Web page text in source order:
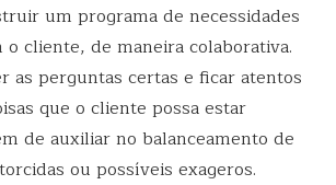
um programa de necessidades
cliente, de maneira colaborativa.
as perguntas certas e ficar atentos
que o cliente possa estar
de auxiliar no balanceamento de
ou possíveis exageros.